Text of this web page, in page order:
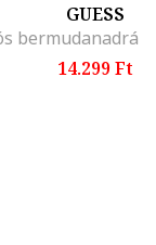
GUESS
14.299 Ft